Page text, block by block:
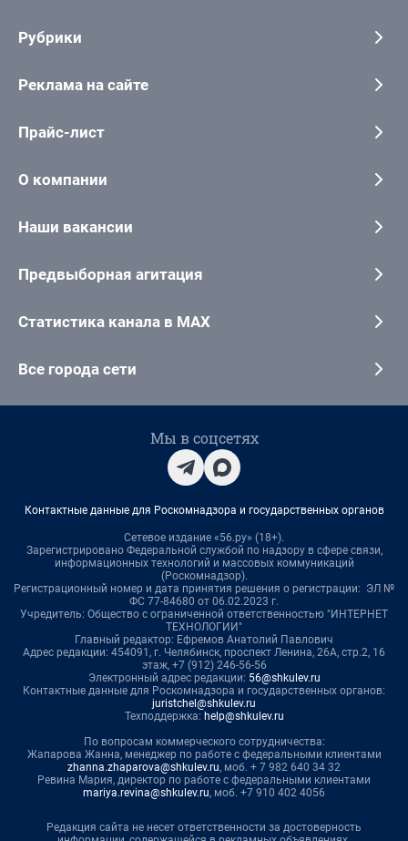
Рубрики
Реклама на сайте
Прайс-лист
О компании
Наши вакансии
Предвыборная агитация
Статистика канала в MAX
Все города сети
Мы в соцсетях
Контактные данные для Роскомнадзора и государственных органов
Сетевое издание «56.ру» (18+).
Зарегистрировано Федеральной службой по надзору в сфере связи,
информационных технологий и массовых коммуникаций
(Роскомнадзор).
Регистрационный номер и дата принятия решения о регистрации: ЭЛ №
ФС 77-84680 от 06.02.2023 г.
Учредитель: Общество с ограниченной ответственностью "ИНТЕРНЕТ
ТЕХНОЛОГИИ"
Главный редактор: Ефремов Анатолий Павлович
Адрес редакции: 454091, г. Челябинск, проспект Ленина, 26А, стр.2, 16
этаж, +7 (912) 246-56-56
Электронный адрес редакции: 56@shkulev.ru
Контактные данные для Роскомнадзора и государственных органов:
juristchel@shkulev.ru
Техподдержка: help@shkulev.ru
По вопросам коммерческого сотрудничества:
Жапарова Жанна, менеджер по работе с федеральными клиентами
zhanna.zhaparova@shkulev.ru, моб. + 7 982 640 34 32
Ревина Мария, директор по работе с федеральными клиентами
mariya.revina@shkulev.ru, моб. +7 910 402 4056
Редакция сайта не несет ответственности за достоверность